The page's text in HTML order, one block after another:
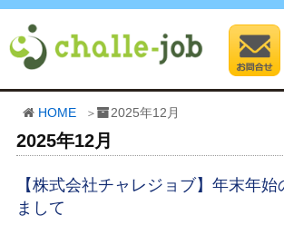
HOME 2025年12月
2025年12月
【株式会社チャレジョブ】年末年始
まして